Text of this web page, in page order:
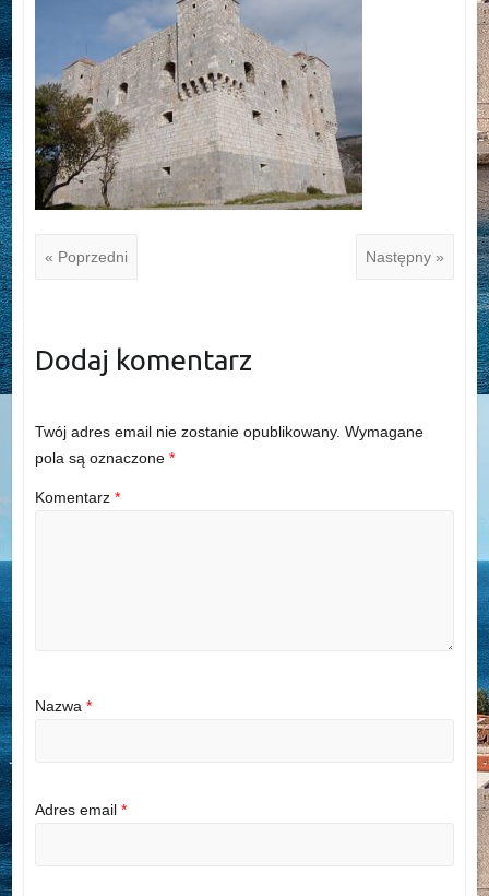
« Poprzedni Następny »
Dodaj komentarz
Twój adres email nie zostanie opublikowany. Wymagane
pola są oznaczone *
Komentarz *
Nazwa *
Adres email *